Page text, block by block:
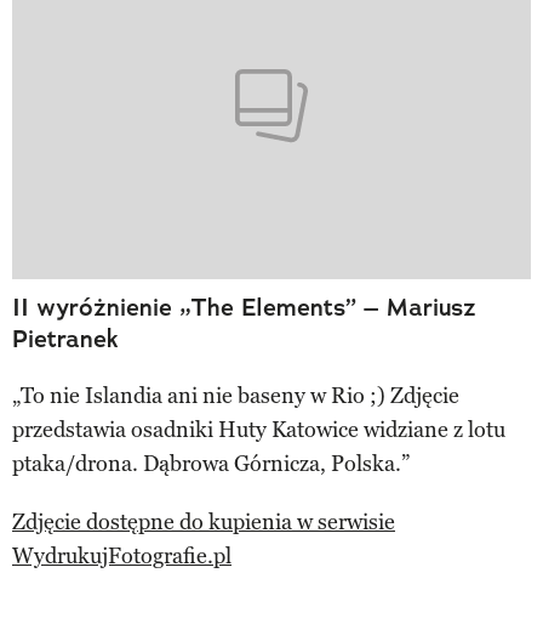
II wyróżnienie „The Elements” – Mariusz
Pietranek
„To nie Islandia ani nie baseny w Rio ;) Zdjęcie
przedstawia osadniki Huty Katowice widziane z lotu
ptaka/drona. Dąbrowa Górnicza, Polska.”
Zdjęcie dostępne do kupienia w serwisie
WydrukujFotografie.pl